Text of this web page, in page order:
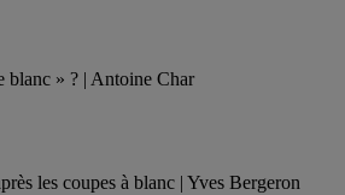
blanc » ? | Antoine Char
les coupes à blanc | Yves Bergeron